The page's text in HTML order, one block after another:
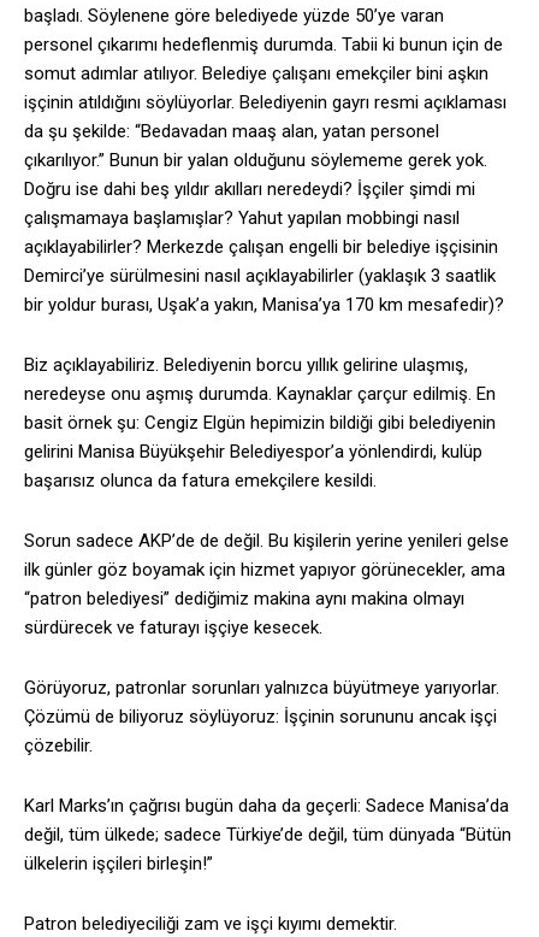
başladı. Söylenene göre belediyede yüzde 50’ye varan
personel çıkarımı hedeflenmiş durumda. Tabii ki bunun için de
somut adımlar atılıyor. Belediye çalışanı emekçiler bini aşkın
işçinin atıldığını söylüyorlar. Belediyenin gayrı resmi açıklaması
da şu şekilde: “Bedavadan maaş alan, yatan personel
çıkarılıyor.” Bunun bir yalan olduğunu söylememe gerek yok.
Doğru ise dahi beş yıldır akılları neredeydi? İşçiler şimdi mi
çalışmamaya başlamışlar? Yahut yapılan mobbingi nasıl
açıklayabilirler? Merkezde çalışan engelli bir belediye işçisinin
Demirci’ye sürülmesini nasıl açıklayabilirler (yaklaşık 3 saatlik
bir yoldur burası, Uşak’a yakın, Manisa’ya 170 km mesafedir)?
Biz açıklayabiliriz. Belediyenin borcu yıllık gelirine ulaşmış,
neredeyse onu aşmış durumda. Kaynaklar çarçur edilmiş. En
basit örnek şu: Cengiz Elgün hepimizin bildiği gibi belediyenin
gelirini Manisa Büyükşehir Belediyespor’a yönlendirdi, kulüp
başarısız olunca da fatura emekçilere kesildi.
Sorun sadece AKP’de de değil. Bu kişilerin yerine yenileri gelse
ilk günler göz boyamak için hizmet yapıyor görünecekler, ama
“patron belediyesi” dediğimiz makina aynı makina olmayı
sürdürecek ve faturayı işçiye kesecek.
Görüyoruz, patronlar sorunları yalnızca büyütmeye yarıyorlar.
Çözümü de biliyoruz söylüyoruz: İşçinin sorununu ancak işçi
çözebilir.
Karl Marks’ın çağrısı bugün daha da geçerli: Sadece Manisa’da
değil, tüm ülkede; sadece Türkiye’de değil, tüm dünyada “Bütün
ülkelerin işçileri birleşin!”
Patron belediyeciliği zam ve işçi kıyımı demektir.